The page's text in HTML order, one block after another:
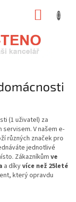
(1 uživatel) za
V našem e-
různých značek pro
jednotlivé
Zákazníkůmve
a díkyvíce než 25leté
který opravdu